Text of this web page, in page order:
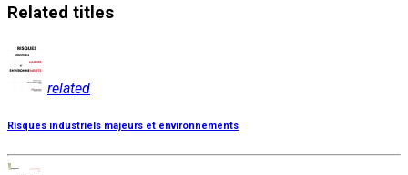
Related titles
related
Risques industriels majeurs et environnements